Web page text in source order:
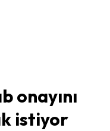
onayını
istiyor